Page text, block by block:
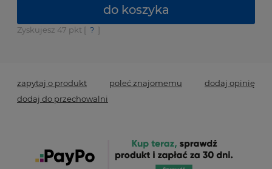
do koszyka
Zyskujesz 47 pkt [ ? ]
zapytaj o produkt poleć znajomemu
dodaj opinię
dodaj do przechowalni